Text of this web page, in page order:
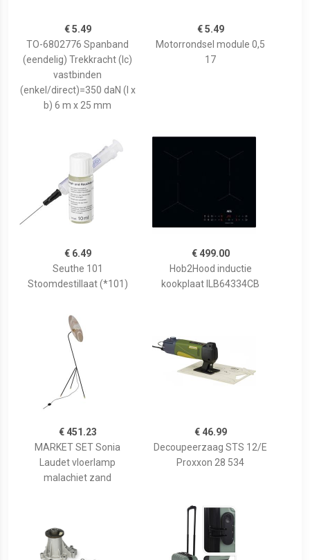
€ 5.49
TO-6802776 Spanband
(eendelig) Trekkracht (lc)
vastbinden
(enkel/direct)=350 daN (l x
b) 6 m x 25 mm
€ 5.49
Motorrondsel module 0,5
17
€ 6.49
Seuthe 101
Stoomdestillaat (*101)
€ 499.00
Hob2Hood inductie
kookplaat ILB64334CB
€ 451.23
MARKET SET Sonia
Laudet vloerlamp
malachiet zand
€ 46.99
Decoupeerzaag STS 12/E
Proxxon 28 534